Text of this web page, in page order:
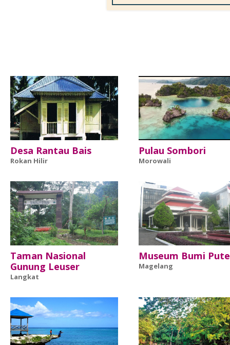
Desa Rantau Bais
Rokan Hilir
Pulau Sombori
Morowali
Taman Nasional
Gunung Leuser
Langkat
Museum Bumi
Magelang